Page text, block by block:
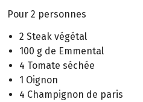
Pour 2 personnes
2 Steak végétal
100 g de Emmental
4 Tomate séchée
1 Oignon
4 Champignon de paris